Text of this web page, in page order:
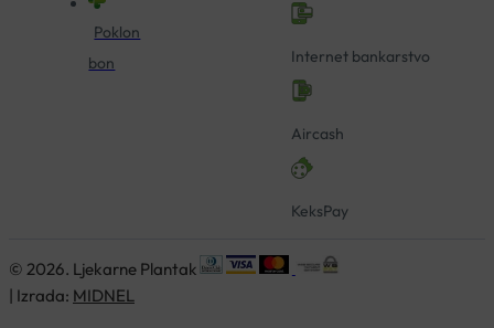
Poklon
bon
Internet bankarstvo
Aircash
KeksPay
© 2026. Ljekarne Plantak
| Izrada: MIDNEL